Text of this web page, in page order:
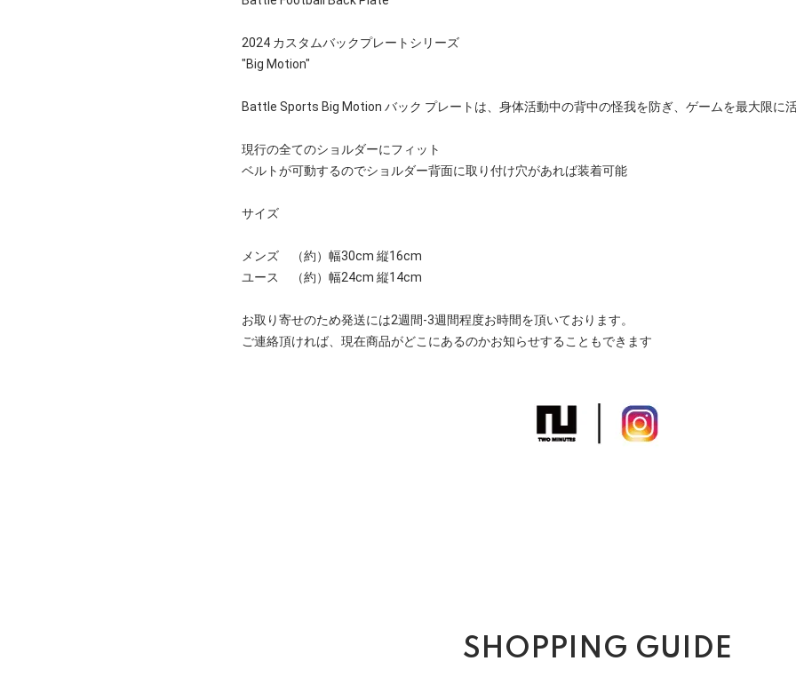
2024 カスタムバックプレートシリーズ
"Big Motion"
Battle Sports Big Motion バック プレートは、身体活動中の背中の怪我を防ぎ、ゲームを最大限に
現行の全てのショルダーにフィット
ベルトが可動するのでショルダー背面に取り付け穴があれば装着可能
サイズ
メンズ （約）幅30cm 縦16cm
ユース （約）幅24cm 縦14cm
お取り寄せのため発送には2週間-3週間程度お時間を頂いております。
ご連絡頂ければ、現在商品がどこにあるのかお知らせすることもできます
SHOPPING GUIDE